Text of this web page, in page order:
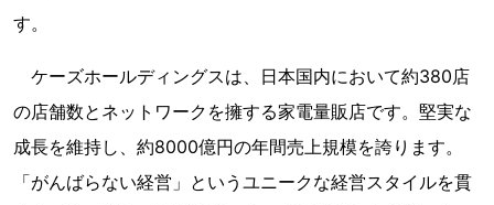
す。
ケーズホールディングスは、日本国内において約380店
の店舗数とネットワークを擁する家電量販店です。堅実な
成長を維持し、約8000億円の年間売上規模を誇ります。
「がんばらない経営」というユニークな経営スタイルを貫